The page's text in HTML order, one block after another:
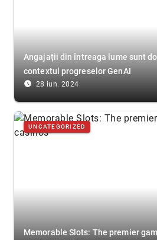
Angajații din întreaga lume sunt
contextul progreselor GenAI
access_time_filled 28 iun. 2024
UNCATEGORIZED
Memorable Slots: The premier